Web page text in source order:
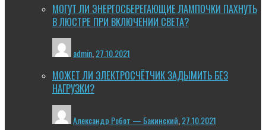
МОГУТ ЛИ ЭНЕРГОСБЕРЕГАЮЩИЕ ЛАМПОЧКИ ПАХНУТЬ
В ЛЮСТРЕ ПРИ ВКЛЮЧЕНИИ СВЕТА?
admin 27.10.2021
МОЖЕТ ЛИ ЭЛЕКТРОСЧЁТЧИК ЗАДЫМИТЬ БЕЗ
НАГРУЗКИ?
Александр Робот — Бакинский 27.10.2021